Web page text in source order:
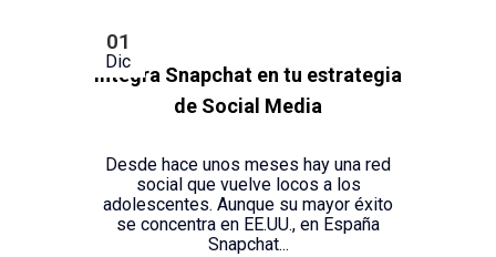
01
Dic
Integra Snapchat en tu estrategia
de Social Media
Desde hace unos meses hay una red
social que vuelve locos a los
adolescentes. Aunque su mayor éxito
se concentra en EE.UU., en España
Snapchat...